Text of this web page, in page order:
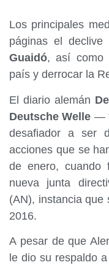
Los principales
páginas el
Guaidó, así como
país y derrocar la
El diario alemán
Deutsche Welle —
desafiador a ser
acciones que se
de enero, cuando
nueva junta
(AN), instancia que
2016.
A pesar de que
le dio su respaldo a